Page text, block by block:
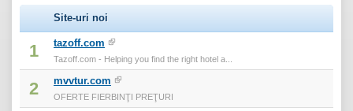
Site-uri noi
1 tazoff.com
Tazoff.com - Helping you find the right hotel a...
2 mvvtur.com
OFERTE FIERBINŢI PREŢURI